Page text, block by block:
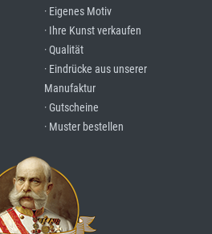
· Eigenes Motiv
· Ihre Kunst verkaufen
· Qualität
· Eindrücke aus unserer
Manufaktur
· Gutscheine
· Muster bestellen